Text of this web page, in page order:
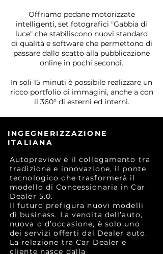
Offriamo pedane motorizzate
intelligenti, set fotografici "Gabbia di
luce" che stabiliscono nuovi standard
di qualità e software che permettono di
passare dallo scatto alla pubblicazione
online in pochi secondi.
In soli 15 minuti è possibile realizzare un
ricco portfolio di immagini, anche a con
il 360° di esterni ed interni.
INGEGNERIZZAZIONE
ITALIANA
Autopreview è il collegamento tra
tradizione e innovazione, il ponte
tecnologico che trasformerà il
modello di Concessionaria in Car
Dealer 5.0.
Il futuro prefigura nuovi modelli
di business. La vendita dell’auto,
nuova o d’occasione, è solo uno
dei servizi offerti dal Dealer auto.
La relazione tra Car Dealer e
cliente nasce dalla